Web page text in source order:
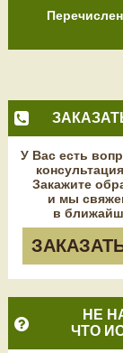
У Вас есть
Закажите
и мы
в
НЕ
ЧТО